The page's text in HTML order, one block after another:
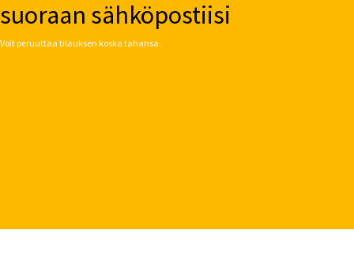
suoraan sähköpostiisi
Voit peruuttaa tilauksen koska tahansa.